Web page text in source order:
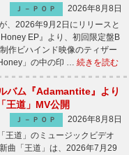
Ｊ－ＰＯＰ
2026年8月8日
、2026年9月2日にリリースと
EP』より、初回限定盤B
作ビハインド映像のティザー
」の中の印 … 続きを読む
バム『Adamantite』より
王道」MV公開
Ｊ－ＰＯＰ
2026年8月8日
王道」のミュージックビデオ
曲「王道」は、2026年7月29